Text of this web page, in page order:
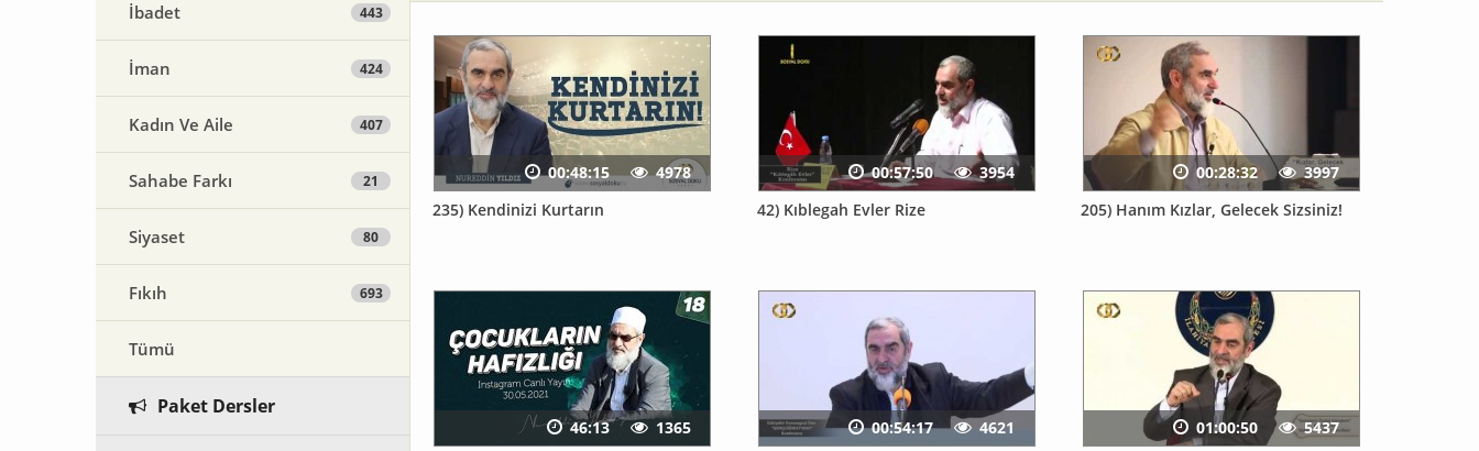
İbadet 443
İman 424
Kadın Ve Aile 407
Sahabe Farkı 21
Siyaset 80
Fıkıh 693
Tümü
Paket Dersler
235) Kendinizi Kurtarın
00:48:15
4978
42) Kıblegah Evler Rize
00:57:50
3954
205) Hanım Kızlar, Gelecek Sizsiniz!
00:28:32 3997
46:13 1365 00:54:17 4621 01:00:50 5437